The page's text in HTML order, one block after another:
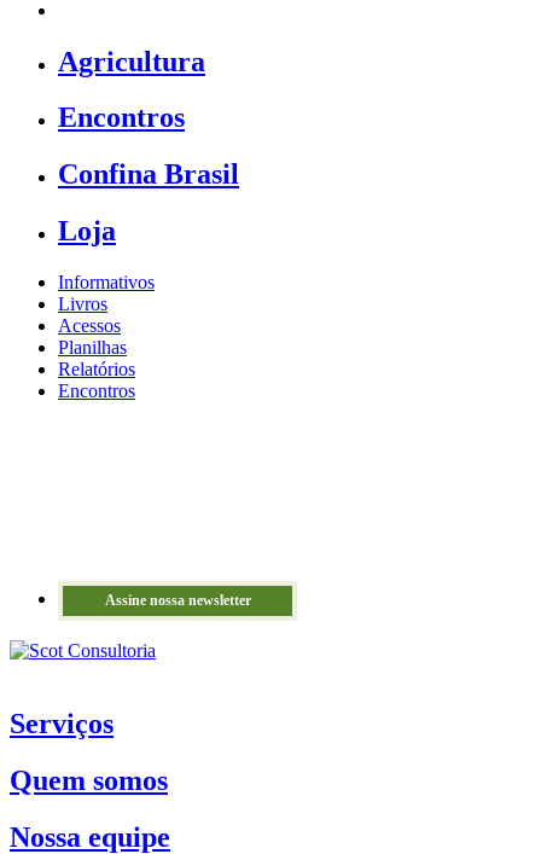
Agricultura
Encontros
Confina Brasil
Loja
Informativos
Livros
Acessos
Planilhas
Relatórios
Encontros
Assine nossa newsletter
Serviços
Quem somos
Nossa equipe